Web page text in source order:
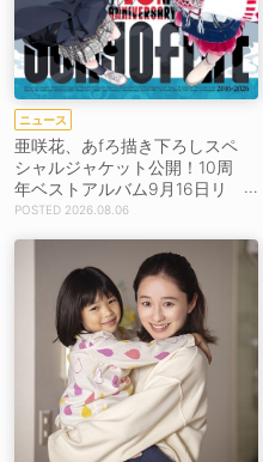
ニュース
亜咲花、あfろ描き下ろしスペ
シャルジャケット公開！10周
年ベストアルバム9月16日リ
リース！2026.08.06